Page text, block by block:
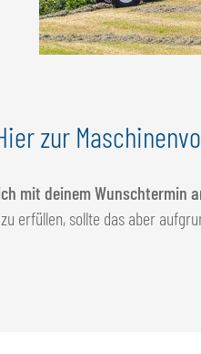
zur
mit deinem Wunschtermin
erfüllen, sollte das aber